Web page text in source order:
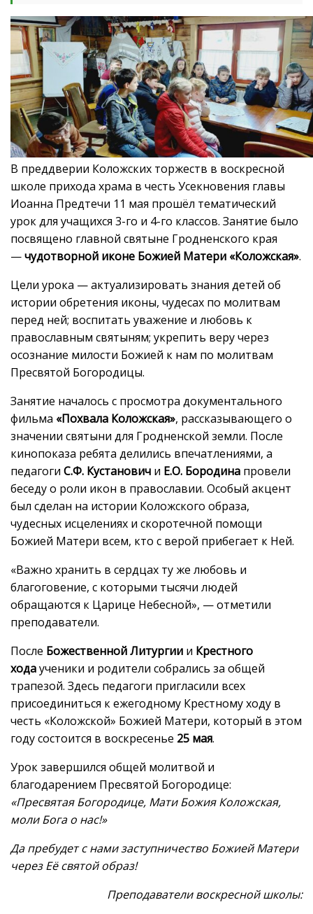
В преддверии Коложских торжеств в воскресной
школе прихода храма в честь Усекновения главы
Иоанна Предтечи 11 мая прошёл тематический
урок для учащихся 3-го и 4-го классов. Занятие было
посвящено главной святыне Гродненского края
—чудотворной иконе Божией Матери «Коложская».
Цели урока — актуализировать знания детей об
истории обретения иконы, чудесах по молитвам
перед ней; воспитать уважение и любовь к
православным святыням; укрепить веру через
осознание милости Божией к нам по молитвам
Пресвятой Богородицы.
Занятие началось с просмотра документального
фильма «Похвала Коложская», рассказывающего о
значении святыни для Гродненской земли. После
кинопоказа ребята делились впечатлениями, а
педагоги С.Ф. Кустанович и Е.О. Бородина провели
беседу о роли икон в православии. Особый акцент
был сделан на истории Коложского образа,
чудесных исцелениях и скоротечной помощи
Божией Матери всем, кто с верой прибегает к Ней.
«Важно хранить в сердцах ту же любовь и
благоговение, с которыми тысячи людей
обращаются к Царице Небесной», — отметили
преподаватели.
После Божественной Литургии и Крестного
ходаученики и родители собрались за общей
трапезой. Здесь педагоги пригласили всех
присоединиться к ежегодному Крестному ходу в
честь «Коложской» Божией Матери, который в этом
году состоится в воскресенье 25 мая.
Урок завершился общей молитвой и
благодарением Пресвятой Богородице:
«Пресвятая Богородице, Мати Божия Коложская,
моли Бога о нас!»
Да пребудет с нами заступничество Божией Матери
через Её святой образ!
Преподаватели воскресной школы: